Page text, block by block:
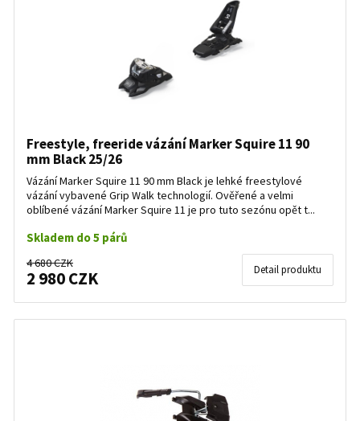
Freestyle, freeride vázání Marker Squire 11 90
mm Black 25/26
Vázání Marker Squire 11 90 mm Black je lehké freestylové
vázání vybavené Grip Walk technologií. Ověřené a velmi
oblíbené vázání Marker Squire 11 je pro tuto sezónu opět t...
Skladem do 5 párů
4 680 CZK
2 980 CZK Detail produktu